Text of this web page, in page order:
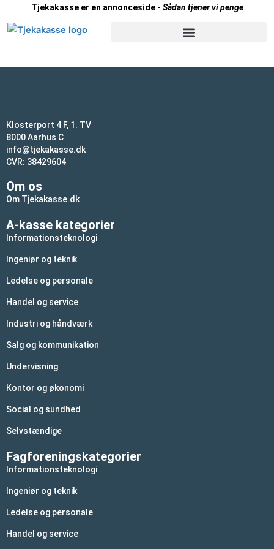
til
indholdet
Tjekakasse er en annonceside - Sådan tjener vi penge
Klosterport 4 F, 1. TV
8000 Aarhus C
info@tjekakasse.dk
CVR: 38429604
Om os
Om Tjekakasse.dk
A-kasse kategorier
Informationsteknologi
Ingeniør og teknik
Ledelse og personale
Handel og service
Industri og håndværk
Salg og kommunikation
Undervisning
Kontor og økonomi
Social og sundhed
Selvstændige
Fagforeningskategorier
Informationsteknologi
Ingeniør og teknik
Ledelse og personale
Handel og service